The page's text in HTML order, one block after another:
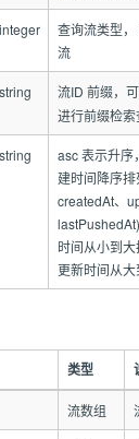
integer
查询流类型
流
string 流ID 前缀，
进行前缀检索
string
asc 表示升序
建时间降序
createdAt、
时间从小到
更新时间从
类型
流数组